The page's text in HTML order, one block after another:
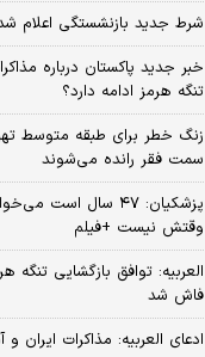
شرط جدید بازنشستگی اعلام
خبر جدید پاکستان درباره
تنگه هرمز ادامه دارد؟
زنگ خطر برای طبقه متوسط
سمت فقر رانده می‌شوند
پزشکیان: ۴۷ سال
وقتش نیست +فیلم
فاش شد
ادعای العربیه: مذاکرات